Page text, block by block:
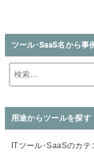
ツール･SaaS名から事
用途からツールを探す
ITツール･SaaSのカテ